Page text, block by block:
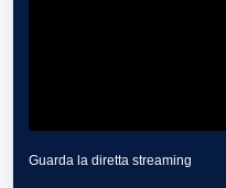
Guarda la diretta streaming